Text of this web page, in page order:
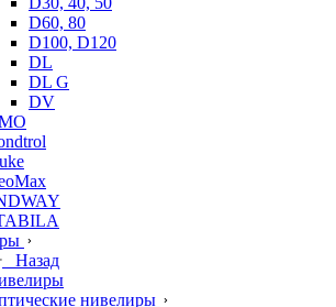
D60, 80
D100, D120
DL
DL G
DV
Назад
нивелиры